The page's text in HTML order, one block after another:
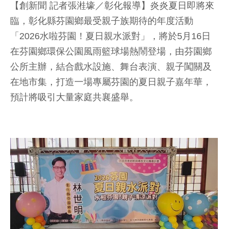
【創新聞 記者張溎壕／彰化報導】炎炎夏日即將來
臨，彰化縣芬園鄉最受親子族期待的年度活動
「2026水啦芬園！夏日親水派對」，將於5月16日
在芬園鄉環保公園風雨籃球場熱鬧登場，由芬園鄉
公所主辦，結合戲水設施、舞台表演、親子闖關及
在地市集，打造一場專屬芬園的夏日親子嘉年華，
預計將吸引大量家庭共襄盛舉。